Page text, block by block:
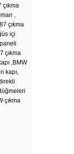
çıkma
,
çıkma
içi
çıkma
,BMW
kapı,
çıkma